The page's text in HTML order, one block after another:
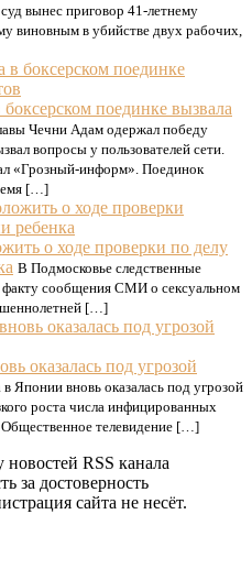
вынес приговор 41-летнему
виновным в убийстве двух рабочих,
поединке вызвала
Чечни Адам одержал победу
вопросы у пользователей сети.
«Грозный-информ». Поединок
[…]
о ходе проверки по делу
В Подмосковье следственные
факту сообщения СМИ о сексуальном
[…]
оказалась под угрозой
Японии вновь оказалась под угрозой
роста числа инфицированных
телевидение […]
новостей RSS канала
за достоверность
сайта не несёт.